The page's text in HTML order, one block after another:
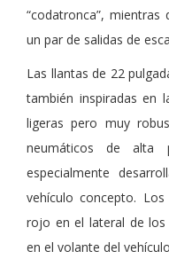
“codatronca”,
un par de salidas de
Las llantas de 22
también inspiradas en
ligeras pero muy
neumáticos de alta
especialmente
vehículo concepto.
rojo en el lateral de
en el volante del